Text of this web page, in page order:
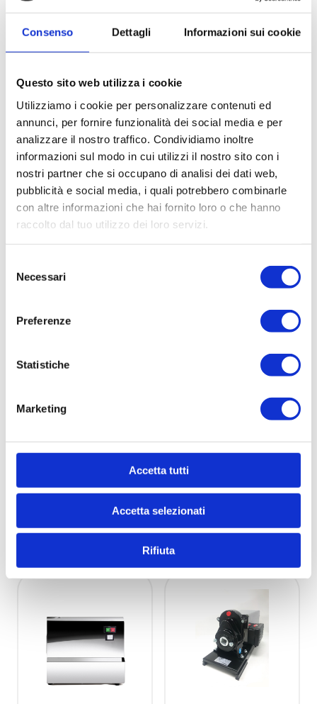
Consenso Dettagli Informazioni sui cookie
Questo sito web utilizza i cookie
Utilizziamo i cookie per personalizzare contenuti ed
annunci, per fornire funzionalità dei social media e per
analizzare il nostro traffico. Condividiamo inoltre
informazioni sul modo in cui utilizzi il nostro sito con i
nostri partner che si occupano di analisi dei dati web,
pubblicità e social media, i quali potrebbero combinarle
con altre informazioni che hai fornito loro o che hanno
raccolto dal tuo utilizzo dei loro servizi.
delNecessari
Preferenze
Statistiche
Marketing
Accetta tutti
Accetta selezionati
Rifiuta
KIT 1005
KIT ASSISTENZA OLI
CON INGRANAGGI I
N ACCIAIO
KIT 1004
KIT ASSISTENZA OLI
KIT 1002
O/GUARNIZIONI N.3
CON INGRANAGGI
KIT ASSISTENZA OLI
O/GUARNIZIONI N.3
FLACONE OLIO PER
RIDUTTORI 100 ml